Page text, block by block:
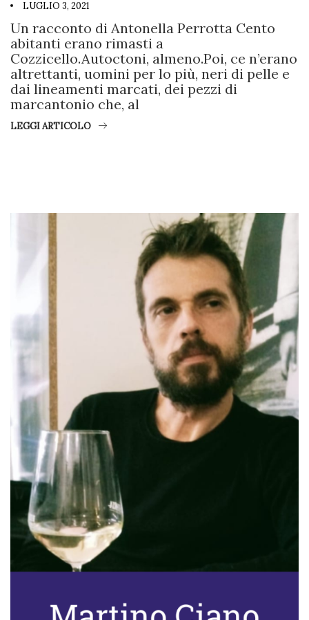
LUGLIO 3, 2021
Un racconto di Antonella Perrotta Cento
abitanti erano rimasti a
Cozzicello.Autoctoni, almeno.Poi, ce n’erano
altrettanti, uomini per lo più, neri di pelle e
dai lineamenti marcati, dei pezzi di
marcantonio che, al
LEGGI ARTICOLO